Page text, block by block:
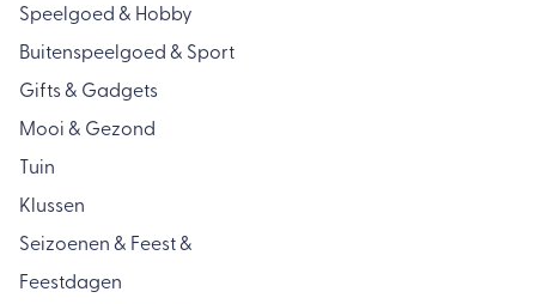
Speelgoed & Hobby
Buitenspeelgoed & Sport
Gifts & Gadgets
Mooi & Gezond
Tuin
Klussen
Seizoenen & Feest &
Feestdagen